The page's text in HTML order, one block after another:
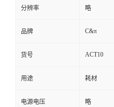
分辨率 略
品牌 C&π
货号 ACT10
用途 耗材
电源电压 略